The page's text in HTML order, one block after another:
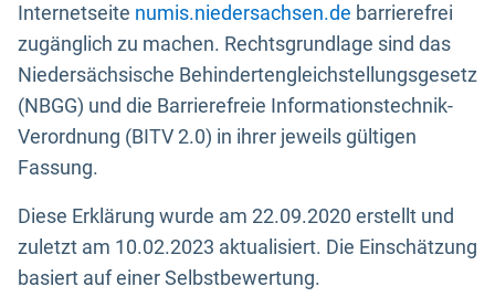
Internetseite numis.niedersachsen.de barrierefrei
zugänglich zu machen. Rechtsgrundlage sind das
Niedersächsische Behindertengleichstellungsgesetz
(NBGG) und die Barrierefreie Informationstechnik-
Verordnung (BITV 2.0) in ihrer jeweils gültigen
Fassung.
Diese Erklärung wurde am 22.09.2020 erstellt und
zuletzt am 10.02.2023 aktualisiert. Die Einschätzung
basiert auf einer Selbstbewertung.